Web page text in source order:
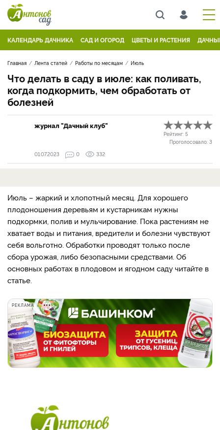
КАЛЕНДАРЬ ДАЧНИКА САД И ОГОРОД ЦВЕТЫ И РАСТЕНИЯ
Главная Лента статей Работы по месяцам Июль
Что делать в саду в июле: как поливать,
когда подкормить, чем обработать от
болезней
журнал "Дачный клуб"
Рейтинг: 5
Проголосовало: 3
01.07.2023
0 332
Июль – жаркий и хлопотный месяц. Для хорошего
плодоношения деревьям и кустарникам нужны
подкормки, полив и мульчирование. Пока растениям не
хватает воды и питания, вредители и болезни чувствуют
себя вольготно. Обработки проводят только после
сбора урожая, либо безопасными средствами. Об
основных работах в плодовом и ягодном саду читайте в
статье.
РЕКЛАМА